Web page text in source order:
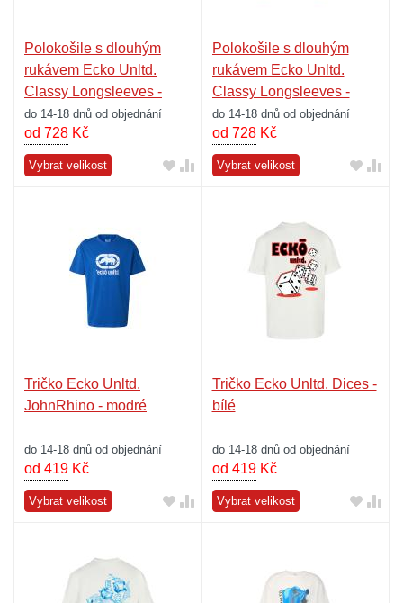
Polokošile s dlouhým
rukávem Ecko Unltd.
Classy Longsleeves -
oranžová
do 14-18 dnů od objednání
od 728 Kč
Vybrat velikost
Polokošile s dlouhým
rukávem Ecko Unltd.
Classy Longsleeves -
zelená
do 14-18 dnů od objednání
od 728Kč
Vybrat velikost
Tričko Ecko Unltd.
JohnRhino - modré
do 14-18 dnů od objednání
od 419 Kč
Vybrat velikost
Tričko Ecko Unltd. Dices -
bílé
do 14-18 dnů od objednání
od 419Kč
Vybrat velikost